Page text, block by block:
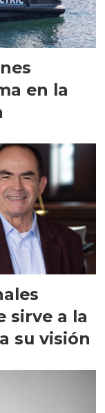
en la
sirve a la
su visión